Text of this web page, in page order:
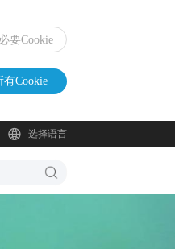
要Cookie
有Cookie
选择语言